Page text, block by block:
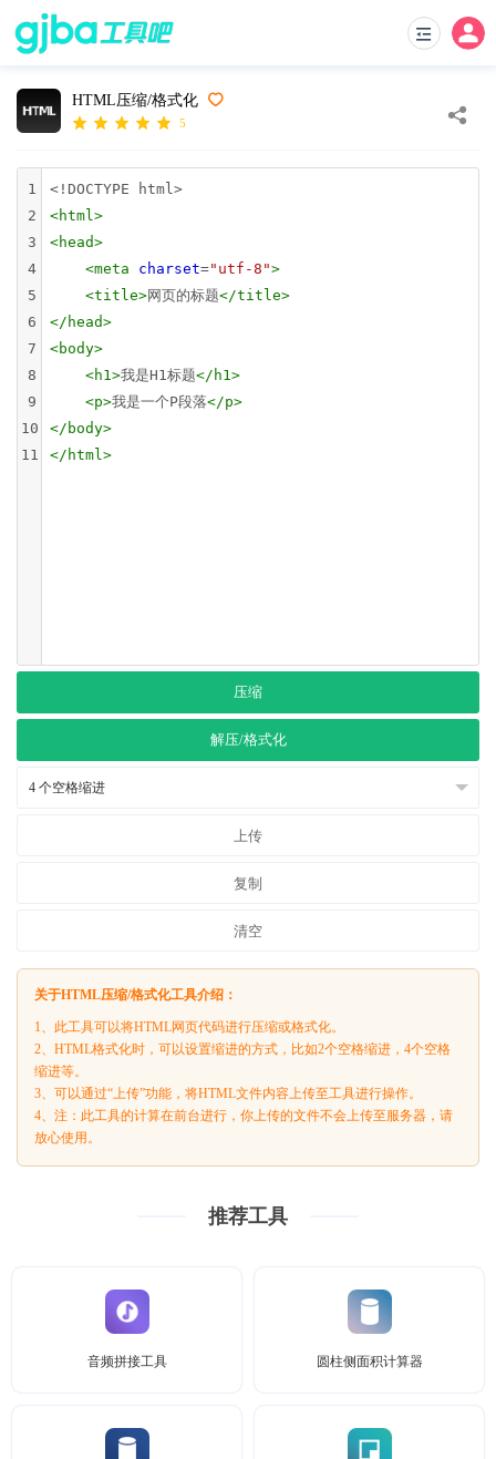
HTML压缩/格式化
5
1
<!DOCTYPE html>
2
<html>
3
<head>
4
<meta charset="utf-8">
5
<title>网页的标题</title>
6
</ head>
7
<body>
8
<h1>我是H1标题</ h1>
9
<p>我是一个P段落</p>
10
</ body>
11
</ html>
压缩
解压/格式化
上传
复制
清空
关于HTML压缩/格式化工具介绍：
1、此工具可以将HTML网页代码进行压缩或格式化。
2、HTML格式化时，可以设置缩进的方式，比如2个空格缩进，4个空格
缩进等。
3、可以通过“上传”功能，将HTML文件内容上传至工具进行操作。
4、注：此工具的计算在前台进行，你上传的文件不会上传至服务器，请
放心使用。
推荐工具
音频拼接工具 圆柱侧面积计算器